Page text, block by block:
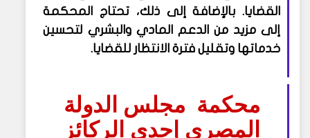
القضايا. بالإضافة إلى ذلك، تحتاج المحكمة
إلى مزيد من الدعم المادي والبشري لتحسين
خدماتها وتقليل فترة الانتظار للقضايا.
محكمة مجلس الدولة
المصري إحدى الركائز